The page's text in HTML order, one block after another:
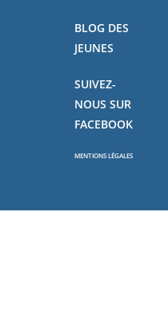
BLOG DES
JEUNES
SUIVEZ-
NOUS SUR
FACEBOOK
MENTIONS LÉGALES